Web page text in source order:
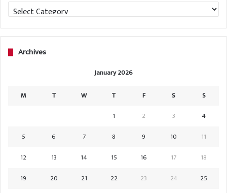
Categories
Archives
January 2026
M T W T F S
S
1
2 3
4
5
6 7 8 9 10
11
12
13 14 15 16 17
18
19
20 21 22 23 24
25